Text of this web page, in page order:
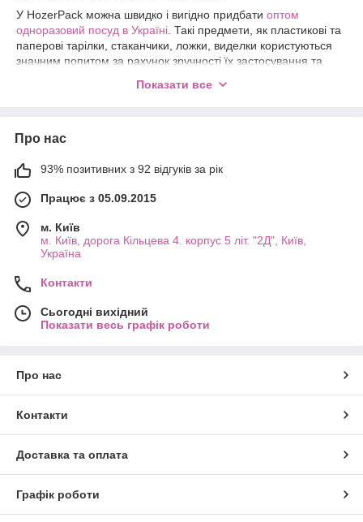
У HozerPack можна швидко і вигідно придбати оптом
одноразовий посуд в Україні . Такі предмети, як пластикові та
паперові тарілки, стаканчики, ложки, виделки користуються
значним попитом за рахунок зручності їх застосування та
Продаємо оптом різноманітні набори одноразового посуду,
які:
після застосування викидаються, їх не потрібно мити,
характеризуються відмінними якісними та
експлуатаційними параметрами;
є абсолютно безпечними для здоров'я людей;
не виділяють жодних шкідливих речовин;
також організації туристичних прогулянок та відпочинку
представлені різними варіантами: за дизайном,
Запропонований на нашому сайті якісний і
Показати все
Про нас
93% позитивних з 92 відгуків за рік
Працює з 05.09.2015
м. Київ
м. Київ, дорога Кільцева 4. корпус 5 літ. "2Д", Київ,
Україна
Контакти
Сьогодні вихідний
Показати весь графік роботи
Про нас
Контакти
Доставка та оплата
Графік роботи